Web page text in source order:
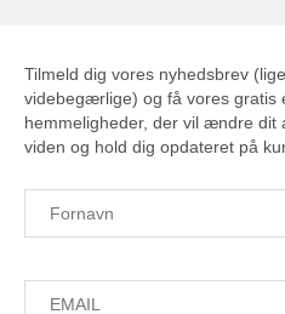
Tilmeld dig vores nyhedsbrev
videbegærlige) og få vores gratis
hemmeligheder, der vil ændre dit
viden og hold dig opdateret på